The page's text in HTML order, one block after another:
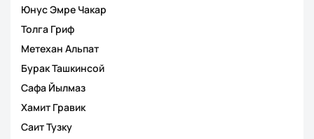
Юнус Эмре Чакар
Толга Гриф
Метехан Альпат
Бурак Ташкинсой
Сафа Йылмаз
Хамит Гравик
Саит Тузку